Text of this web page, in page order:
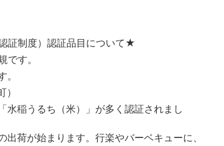
証制度）認証品目について★
です。
水稲うるち（米）」が多く認証されまし
荷が始まります。行楽やバーベキューに、